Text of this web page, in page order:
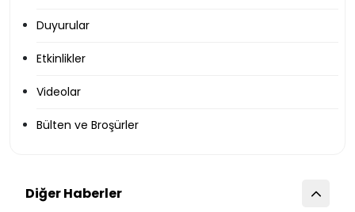
Duyurular
Etkinlikler
Videolar
Bülten ve Broşürler
Diğer Haberler